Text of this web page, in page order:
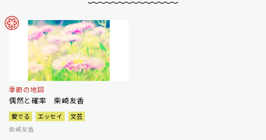
季節の地図
偶然と確率 柴崎友香
愛でる エッセイ
文芸
柴崎友香